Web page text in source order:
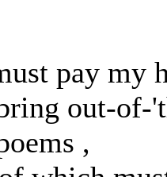
pay my
out-of-
,